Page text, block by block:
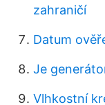
zahraničí
Datum
Je
Vlhkostní